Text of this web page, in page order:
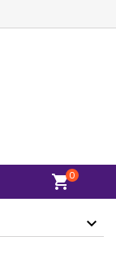
shopping_cart0